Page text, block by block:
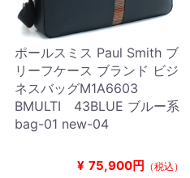
ポールスミス Paul Smith ブ
リーフケース ブランド ビジ
ネスバッグM1A6603
BMULTI 43BLUE ブルー系
bag-01 new-04
¥ 75,900円 （税込）